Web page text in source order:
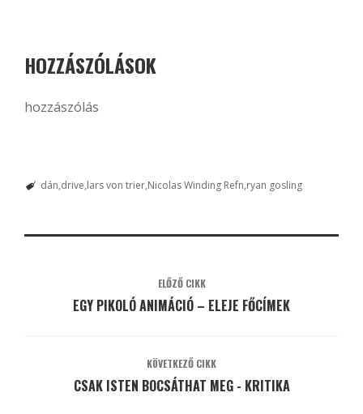
HOZZÁSZÓLÁSOK
hozzászólás
dán drive lars von trier Nicolas Winding Refn ryan gosling
ELŐZŐ CIKK
EGY PIKOLÓ ANIMÁCIÓ – ELEJE FŐCÍMEK
KÖVETKEZŐ CIKK
CSAK ISTEN BOCSÁTHAT MEG - KRITIKA